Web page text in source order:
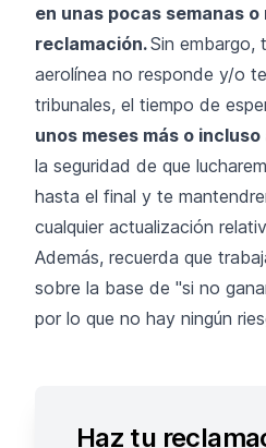
en unas pocas semanas o
reclamación.Sin embargo,
aerolínea no responde y/o
tribunales, el tiempo de
unos meses más o incluso
la seguridad de que
hasta el final y te
cualquier actualización
Además, recuerda que
sobre la base de "si no
por lo que no hay ningún
Haz tu